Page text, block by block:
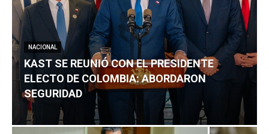
NACIONAL
KAST SE REUNIÓ CON EL PRESIDENTE
ELECTO DE COLOMBIA: ABORDARON
SEGURIDAD